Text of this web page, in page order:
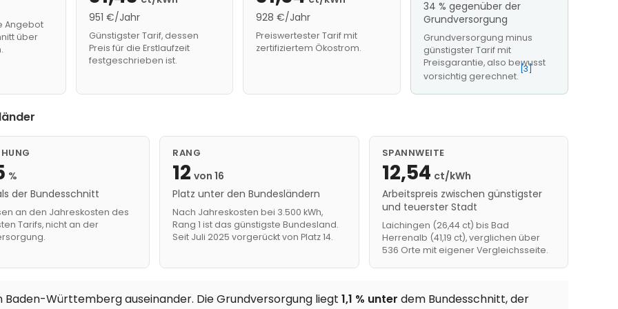
Angebot
über
951 €/Jahr
Günstigster Tarif, dessen
Preis für die Erstlaufzeit
festgeschrieben ist.
928 €/Jahr
Preiswertester Tarif mit
zertifiziertem Ökostrom.
34 % gegenüber der
Grundversorgung
Grundversorgung minus
günstigster Tarif mit
Preisgarantie, also bewusst
vorsichtig gerechnet.
[3]
%
der Bundesschnitt
an den Jahreskosten des
Tarifs, nicht an der
RANG
12 von 16
Platz unter den Bundesländern
Nach Jahreskosten bei 3.500 kWh,
Rang 1 ist das günstigste Bundesland.
Seit Juli 2025 vorgerückt von Platz 14.
SPANNWEITE
12,54 ct/kWh
Arbeitspreis zwischen günstigster
und teuerster Stadt
Laichingen (26,44 ct) bis Bad
Herrenalb (41,19 ct), verglichen über
536 Orte mit eigener Vergleichsseite.
Baden-Württemberg auseinander. Die Grundversorgung liegt 1,1 % unter dem Bundesschnitt, der